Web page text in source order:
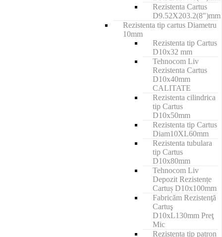
Rezistenta Cartus
D9.52X203.2(8")mm
Rezistenta tip cartus Diametru
10mm
Rezistenta tip Cartus
D10x32 mm
Tehnocom Liv
Rezistenta Cartus
D10x40mm
CALITATE
Rezistenta cilindrica
tip Cartus
D10x50mm
Rezistenta tip Cartus
Diam10XL60mm
Rezistenta tubulara
tip Cartus
D10x80mm
Tehnocom Liv
Depozit Rezistențe
Cartuș D10x100mm
Fabricăm Rezistenţă
Cartuş
D10xL130mm Preţ
Mic
Rezistenta tip patron